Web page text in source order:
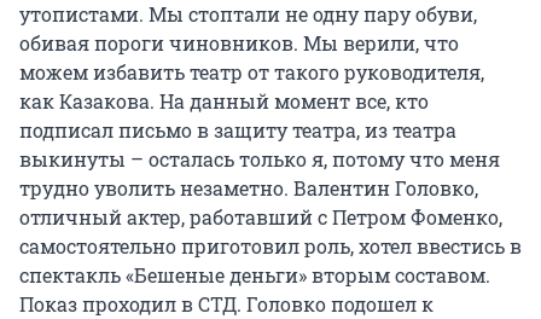
утопистами. Мы стоптали не одну пару обуви,
обивая пороги чиновников. Мы верили, что
можем избавить театр от такого руководителя,
как Казакова. На данный момент все, кто
подписал письмо в защиту театра, из театра
выкинуты – осталась только я, потому что меня
трудно уволить незаметно. Валентин Головко,
отличный актер, работавший с Петром Фоменко,
самостоятельно приготовил роль, хотел ввестись в
спектакль «Бешеные деньги» вторым составом.
Показ проходил в СТД. Головко подошел к